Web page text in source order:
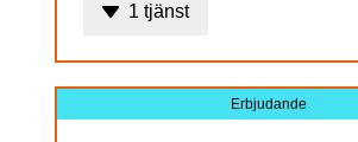
1 tjänst
Erbjudande